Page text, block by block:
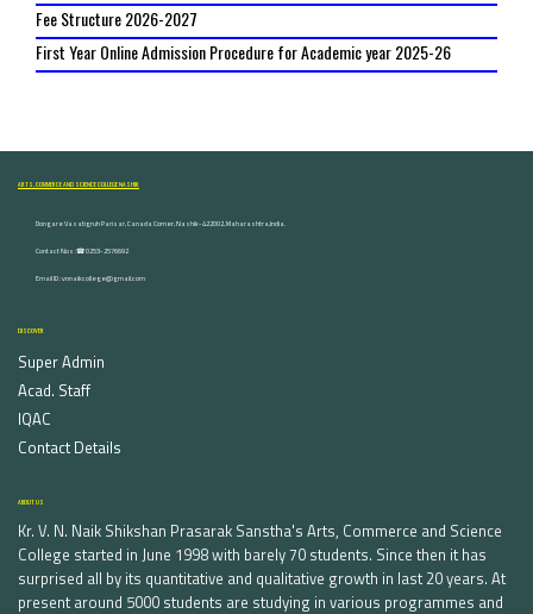
Fee Structure 2026-2027
First Year Online Admission Procedure for Academic year 2025-26
ARTS, COMMERCE AND SCIENCE COLLEGE NASHIK
Dongare Vasatigruh Parisar, Canada Corner, Nashik-422002, Maharashtra,India.
Contact Nos :☎ 0253-2576692
Email ID : vnnaikcollege@gmail.com
DISCOVER
Super Admin
Acad. Staff
IQAC
Contact Details
ABOUT US
Kr. V. N. Naik Shikshan Prasarak Sanstha's Arts, Commerce and Science
College started in June 1998 with barely 70 students. Since then it has
surprised all by its quantitative and qualitative growth in last 20 years. At
present around 5000 students are studying in various programmes and